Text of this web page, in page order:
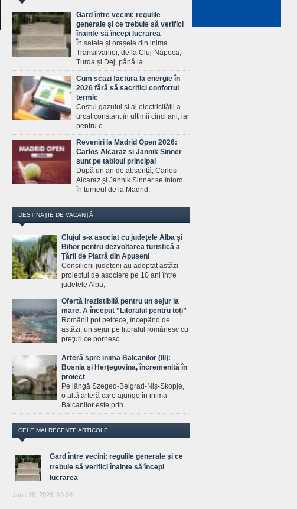
Gard între vecini: regulile
generale și ce trebuie să verifici
înainte să începi lucrarea
În satele și orașele din inima
Transilvaniei, de la Cluj-Napoca,
Turda și Dej, până la
Cum scazi factura la energie în
2026 fără să sacrifici confortul
termic
Costul gazului și al electricității a
urcat constant în ultimii cinci ani, iar
pentru o
Reveniri la Madrid Open 2026:
Carlos Alcaraz și Jannik Sinner
sunt pe tabloul principal
După un an de absență, Carlos
Alcaraz și Jannik Sinner se întorc
în turneul de la Madrid.
DESTINAȚIE DE VACANȚĂ
Clujul s-a asociat cu județele Alba și
Bihor pentru dezvoltarea turistică a
Țării de Piatră din Apuseni
Consilierii județeni au adoptat astăzi
proiectul de asociere pe 10 ani între
județele Alba,
Ofertă irezistibilă pentru un sejur la
mare. A început ”Litoralul pentru toți”
Românii pot petrece, începând de
astăzi, un sejur pe litoralul românesc cu
preţuri ce pornesc
Arteră spre inima Balcanilor (III):
Bosnia și Herțegovina, încremenită în
proiect
Pe lângă Szeged-Belgrad-Niș-Skopje,
o altă arteră care ajunge în inima
Balcanilor este prin
CELE MAI RECENTE ARTICOLE
Gard între vecini: regulile generale și ce
trebuie să verifici înainte să începi
lucrarea
June 18, 2026, 10:06